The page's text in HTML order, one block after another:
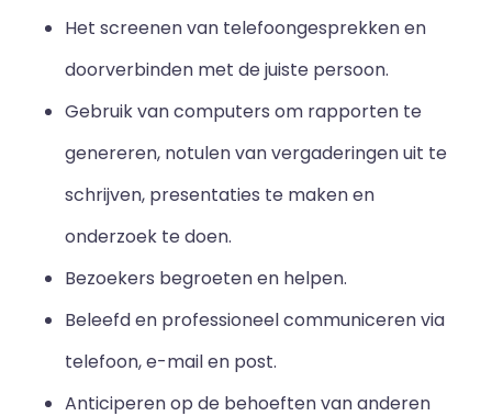
Het screenen van telefoongesprekken en
doorverbinden met de juiste persoon.
Gebruik van computers om rapporten te
genereren, notulen van vergaderingen uit te
schrijven, presentaties te maken en
onderzoek te doen.
Bezoekers begroeten en helpen.
Beleefd en professioneel communiceren via
telefoon, e-mail en post.
Anticiperen op de behoeften van anderen